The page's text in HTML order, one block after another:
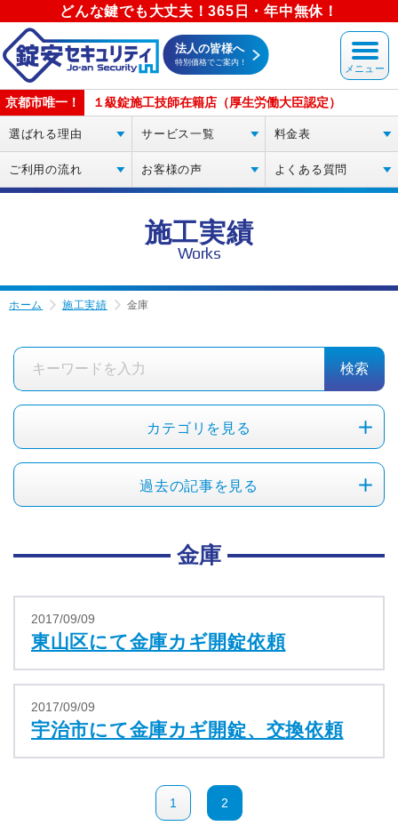
どんな鍵でも大丈夫！365日・年中無休！
法人の皆様へ
特別価格でご案内！
京都市唯一！ １級錠施工技師在籍店（厚生労働大臣認定）
選ばれる理由 サービス一覧 料金表
ご利用の流れ お客様の声 よくある質問
施工実績
Works
ホーム 施工実績 金庫
検索
カテゴリを見る
過去の記事を見る
金庫
2017/09/09
東山区にて金庫カギ開錠依頼
2017/09/09
宇治市にて金庫カギ開錠、交換依頼
1 2